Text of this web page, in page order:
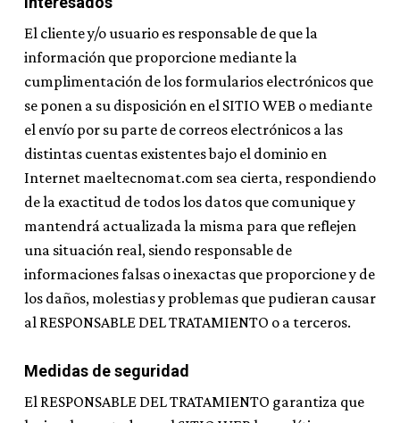
El cliente y/o usuario es responsable de que la
información que proporcione mediante la
cumplimentación de los formularios electrónicos que
se ponen a su disposición en el SITIO WEB o mediante
el envío por su parte de correos electrónicos a las
distintas cuentas existentes bajo el dominio en
Internet maeltecnomat.com sea cierta, respondiendo
de la exactitud de todos los datos que comunique y
mantendrá actualizada la misma para que reflejen
una situación real, siendo responsable de
informaciones falsas o inexactas que proporcione y de
los daños, molestias y problemas que pudieran causar
al RESPONSABLE DEL TRATAMIENTO o a terceros.
Medidas de seguridad
El RESPONSABLE DEL TRATAMIENTO garantiza que